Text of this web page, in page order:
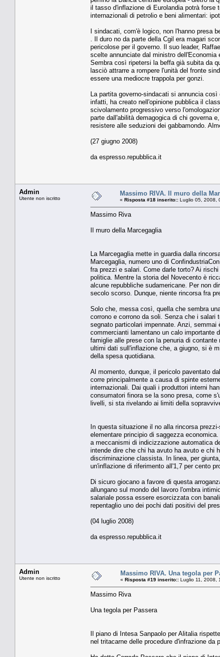
il tasso d'inflazione di Eurolandia potrà
internazionali di petrolio e beni alimentari:
I sindacati, com'è logico, non l'hanno presa
. Il duro no da parte della Cgil era magari
pericolose per il governo. Il suo leader,
scelte annunciate dal ministro
Sembra così ripetersi la beffa già subita da
lasciò attrarre a rompere l'unità del fronte
essere una mediocre trappola per gonzi.
La partita governo-sindacati si annuncia
infatti, ha creato nell'opinione pubblica il
scivolamento progressivo verso
parte dall'abilità demagogica di chi governa
resistere alle seduzioni dei gabbamondo.
(27 giugno 2008)
da espresso.repubblica.it
Admin
Utente non iscritto
Massimo RIVA. Il muro della
« Risposta #18 inserito:: Luglio 05, 2008,
Massimo Riva
Il muro della Marcegaglia
La Marcegaglia mette in guardia dalla
Marcegaglia, numero uno di
fra prezzi e salari. Come darle torto? Ai
politica. Mentre la storia del Novecento è
alcune repubbliche sudamericane. Per non
secolo scorso. Dunque, niente rincorsa fra
Solo che, messa così, quella che sembra
corrono e corrono da soli. Senza che i salari
segnato particolari impennate. Anzi,
commercianti lamentano un calo importante
famiglie alle prese con la penuria di
ultimi dati sull'inflazione che, a giugno, si è
della spesa quotidiana.
Al momento, dunque, il pericolo paventato
corre principalmente a causa di spinte
internazionali. Dai quali i produttori interni
consumatori finora se la sono presa, come
livelli, si sta rivelando ai limiti della
In questa situazione il no alla rincorsa
elementare principio di saggezza
a meccanismi di indicizzazione automatica
intende dire che chi ha avuto ha avuto e chi
discriminazione classista. In linea, per
un'inflazione di riferimento all'1,7 per cento
Di sicuro giocano a favore di questa
allungano sul mondo del lavoro l'ombra
salariale possa essere esorcizzata con
repentaglio uno dei pochi dati positivi del
(04 luglio 2008)
da espresso.repubblica.it
Admin
Utente non iscritto
Massimo RIVA. Una tegola per
« Risposta #19 inserito:: Luglio 11, 2008,
Massimo Riva
Una tegola per Passera
Il piano di Intesa Sanpaolo per Alitalia
nel tritacarne delle procedure d'infrazione da